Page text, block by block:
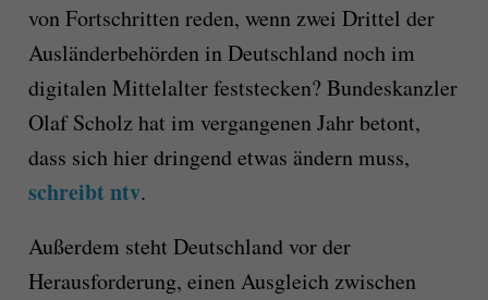
von Fortschritten reden, wenn zwei Drittel der
Ausländerbehörden in Deutschland noch im
digitalen Mittelalter feststecken? Bundeskanzler
Olaf Scholz hat im vergangenen Jahr betont,
dass sich hier dringend etwas ändern muss,
schreibt ntv.
Außerdem steht Deutschland vor der
Herausforderung, einen Ausgleich zwischen